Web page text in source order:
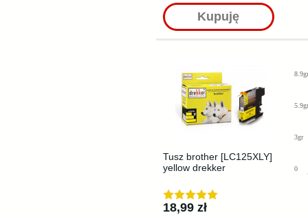
Kupuję
Tusz brother [LC125XLY]
yellow drekker
18,99 zł
8.9gr
5.9gr
3gr
0